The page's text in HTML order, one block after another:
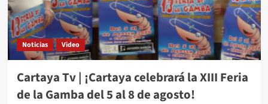
Noticias Video
Cartaya Tv | ¡Cartaya celebrará la XIII Feria
de la Gamba del 5 al 8 de agosto!